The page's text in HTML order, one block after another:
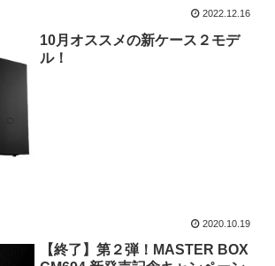
2022.12.16
10月オススメの新ケース２モデ
ル！
2020.10.19
【終了】第２弾！MASTER BOX